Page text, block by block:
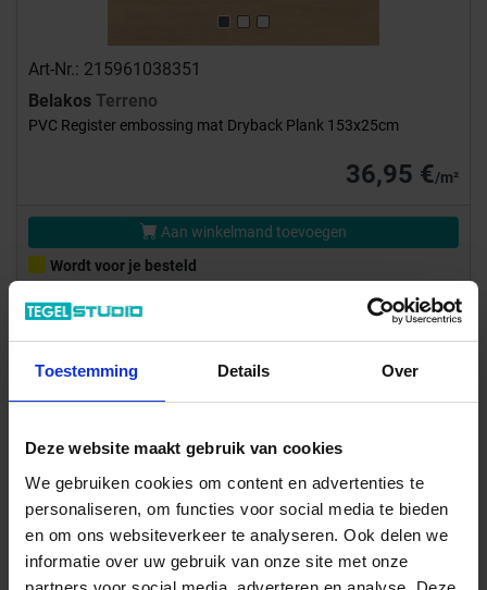
Toestemming Details Over
Deze website maakt gebruik van cookies
We gebruiken cookies om content en advertenties te
personaliseren, om functies voor social media te bieden
en om ons websiteverkeer te analyseren. Ook delen we
informatie over uw gebruik van onze site met onze
Art-Nr.: 215961038351
Belakos Terreno
PVC Register embossing mat Dryback Plank 153x25cm
36,95 €/m²
Aan winkelmand toevoegen
Wordt voor je besteld
Previous Next